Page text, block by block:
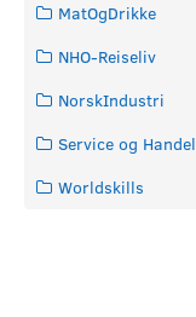
MatOgDrikke
NHO-Reiseliv
NorskIndustri
Service og Handel
Worldskills